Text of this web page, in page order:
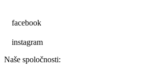
facebook
instagram
Naše spoločnosti: